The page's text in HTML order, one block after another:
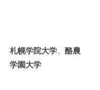
札幌学院大学、 酪農
学園大学